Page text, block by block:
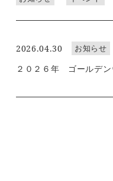
2026.04.30 お知らせ
２０２６年 ゴールデン